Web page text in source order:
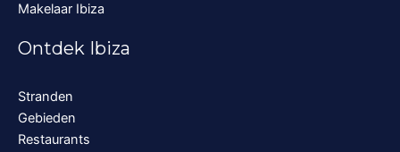
Makelaar Ibiza
Ontdek Ibiza
Stranden
Gebieden
Restaurants